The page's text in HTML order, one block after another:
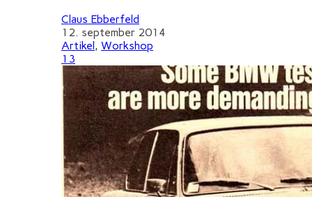
Claus Ebberfeld
12. september 2014
Artikel , Workshop
13